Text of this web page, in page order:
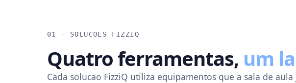
01 - SOLUCOES FIZZIQ
Quatro ferramentas, um
Cada solucao FizziQ utiliza equipamentos que a sala de